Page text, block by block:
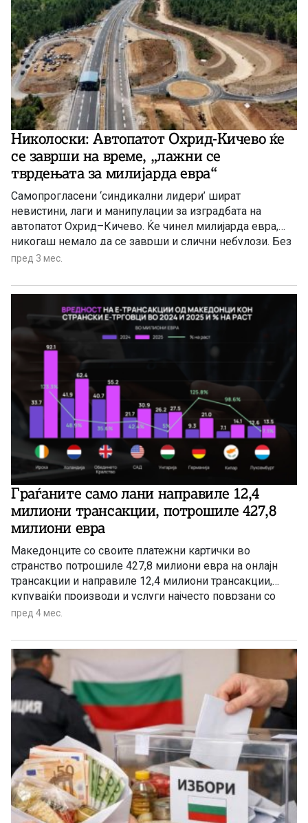
Николоски: Автопатот Охрид-Кичево ќе
се заврши на време, „лажни се
тврдењата за милијарда евра“
Самопрогласени ‘синдикални лидери’ шират
невистини, лаги и манипулации за изградбата на
автопатот Охрид–Кичево. Ќе чинел милијарда евра,
никогаш немало да се заврши и слични небулози. Без
ниеден факт! Нула, напиша Николоски.
пред 3 мес.
Граѓаните само лани направиле 12,4
милиони трансакции, потрошиле 427,8
милиони евра
Македонците со своите платежни картички во
странство потрошиле 427,8 милиони евра на онлајн
трансакции и направиле 12,4 милиони трансакции,
купувајќи производи и услуги најчесто поврзани со
патувања (авиобилети и резервации на хотели),
анализираше објавените податоци од Народната банка
за платежни трансакции со платежни картички според
типот на уредот (географска […]
пред 4 мес.